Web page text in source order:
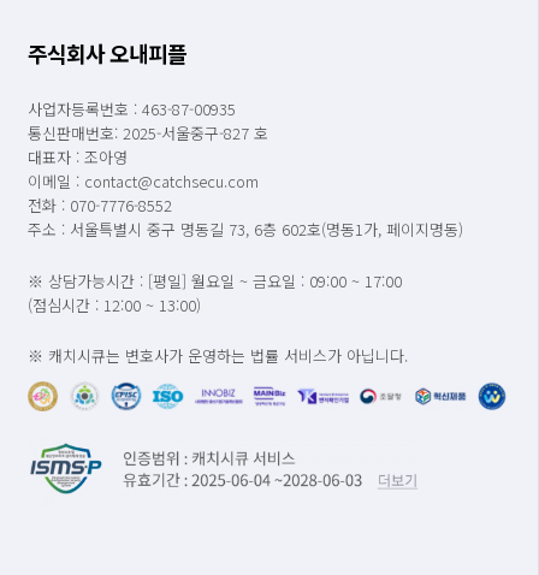
주식회사 오내피플
사업자등록번호 : 463-87-00935
통신판매번호: 2025-서울중구-827 호
대표자 : 조아영
이메일 : contact@catchsecu.com
전화 : 070-7776-8552
주소 : 서울특별시 중구 명동길 73, 6층 602호(명동1가, 페이지명동)
※ 상담가능시간 : [평일] 월요일 ~ 금요일 : 09:00 ~ 17:00
(점심시간 : 12:00 ~ 13:00)
※ 캐치시큐는 변호사가 운영하는 법률 서비스가 아닙니다.